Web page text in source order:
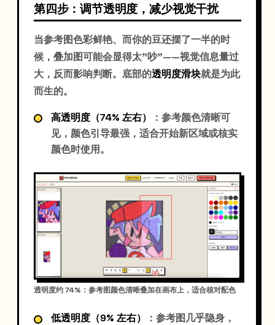
第四步：调节透明度，减少视觉干扰
当参考图色彩鲜艳、而你的豆还摆了一半的时
候，叠加图可能会显得太"吵"——视觉信息量过
大，反而影响判断。底部的透明度滑块就是为此
而生的。
高透明度（74% 左右）
：参考颜色清晰可
见，颜色引导最强，适合开始新区域或核实
颜色时使用。
透明度约 74%：参考图颜色清晰叠加在画布上，适合核对配色
低透明度（9% 左右）
：参考图几乎隐身，